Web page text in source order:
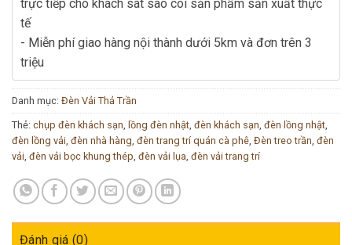
trực tiếp cho khách sát sao coi sản phẩm sản xuất thực
tế
- Miễn phí giao hàng nội thành dưới 5km và đơn trên 3
triệu
Danh mục: Đèn Vải Thả Trần
Thẻ: chụp đèn khách sạn lồng đèn nhật đèn khách sạn đèn lồng nhật
đèn lồng vải đèn nhà hàng đèn trang trí quán cà phê Đèn treo trần đèn
vải đèn vải bọc khung thép đèn vải lụa đèn vải trang trí
Đánh giá (0)